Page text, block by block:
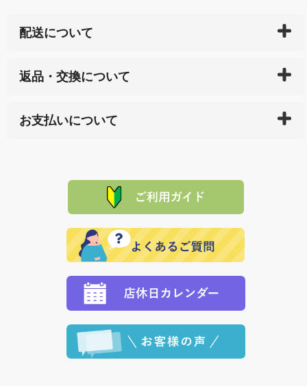
配送について
天ペイ」の方はご注文受付後）、 長崎県下全域に点在
サイト内で購入された商品の送料は、こちらの
全国送
れの生産メーカーからお客様の元へ直送いたしますの
で、 それぞれ個別に送料が必要になります。
返品・交換について
または配送途中の 事故などで不都合が生じている場合
品代金を返金いたします。）
その際は誠に申し訳ありませんが、当協会までご注文
願いいたします。
お支払いについて
た場合、お客様からの ご入金を確認した後で、商品を
定された場合は、準備出来次第の便にてお送りいたし
ます。 （到着日指定をされている場合は、ご指定の日
程に合わせてお届けいたします。）